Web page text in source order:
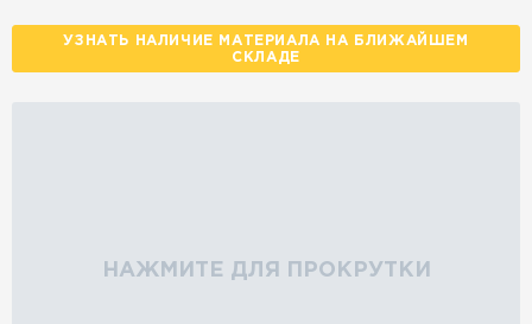
УЗНАТЬ НАЛИЧИЕ МАТЕРИАЛА НА БЛИЖАЙШЕМ
СКЛАДЕ
НАЖМИТЕ ДЛЯ ПРОКРУТКИ